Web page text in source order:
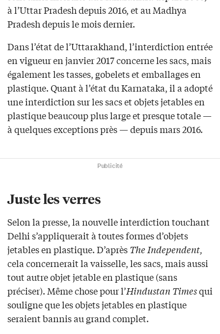
à l’Uttar Pradesh depuis 2016, et au Madhya
Pradesh depuis le mois dernier.
Dans l’état de l’Uttarakhand, l’interdiction entrée
en vigueur en janvier 2017 concerne les sacs, mais
également les tasses, gobelets et emballages en
plastique. Quant à l’état du Karnataka, il a adopté
une interdiction sur les sacs et objets jetables en
plastique beaucoup plus large et presque totale —
à quelques exceptions près — depuis mars 2016.
Publicité
Juste les verres
Selon la presse, la nouvelle interdiction touchant
Delhi s’appliquerait à toutes formes d’objets
jetables en plastique. D’aprèsThe Independent,
cela concernerait la vaisselle, les sacs, mais aussi
tout autre objet jetable en plastique (sans
préciser). Même chose pour l’Hindustan Timesqui
souligne que les objets jetables en plastique
seraient bannis au grand complet.